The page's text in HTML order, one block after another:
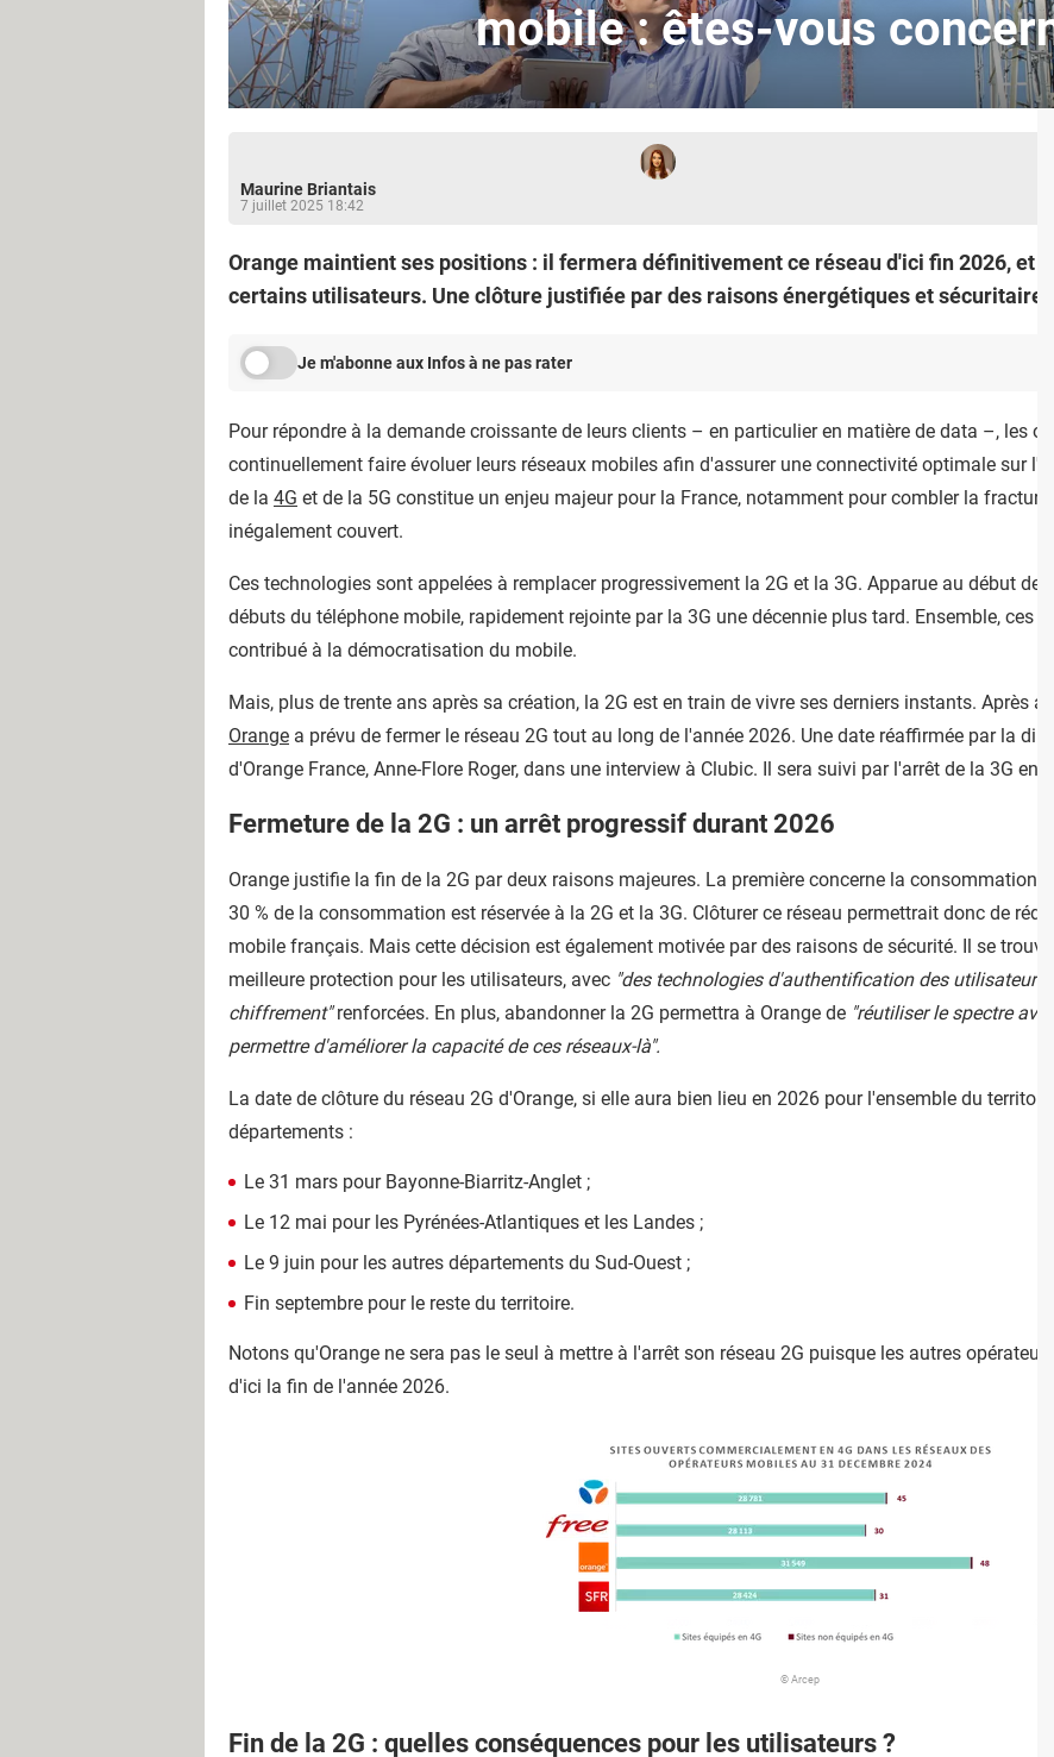
mobile : êtes-vous
Maurine Briantais
7 juillet 2025 18:42
Orange maintient ses positions : il fermera définitivement ce réseau d'ici fin 2026, et
certains utilisateurs. Une clôture justifiée par des raisons énergétiques et sécuritaires.
Je m'abonne aux Infos à ne pas rater
Pour répondre à la demande croissante de leurs clients – en particulier en matière de data –, les
continuellement faire évoluer leurs réseaux mobiles afin d'assurer une connectivité optimale sur
de la 4G et de la 5G constitue un enjeu majeur pour la France, notamment pour combler la
inégalement couvert.
Ces technologies sont appelées à remplacer progressivement la 2G et la 3G. Apparue au début des
débuts du téléphone mobile, rapidement rejointe par la 3G une décennie plus tard. Ensemble, ces
contribué à la démocratisation du mobile.
Mais, plus de trente ans après sa création, la 2G est en train de vivre ses derniers instants. Après
Orange a prévu de fermer le réseau 2G tout au long de l'année 2026. Une date réaffirmée par la
d'Orange France, Anne-Flore Roger, dans une interview à Clubic. Il sera suivi par l'arrêt de la 3G en
Fermeture de la 2G : un arrêt progressif durant 2026
Orange justifie la fin de la 2G par deux raisons majeures. La première concerne la consommation
30 % de la consommation est réservée à la 2G et la 3G. Clôturer ce réseau permettrait donc de
mobile français. Mais cette décision est également motivée par des raisons de sécurité. Il se trouve
meilleure protection pour les utilisateurs, avec "des technologies d'authentification des
chiffrement"renforcées. En plus, abandonner la 2G permettra à Orange de "réutiliser le spectre
permettre d'améliorer la capacité de ces réseaux-là".
La date de clôture du réseau 2G d'Orange, si elle aura bien lieu en 2026 pour l'ensemble du
départements :
Le 31 mars pour Bayonne-Biarritz-Anglet ;
Le 12 mai pour les Pyrénées-Atlantiques et les Landes ;
Le 9 juin pour les autres départements du Sud-Ouest ;
Fin septembre pour le reste du territoire.
Notons qu'Orange ne sera pas le seul à mettre à l'arrêt son réseau 2G puisque les autres
d'ici la fin de l'année 2026.
© Arcep
Fin de la 2G : quelles conséquences pour les utilisateurs ?